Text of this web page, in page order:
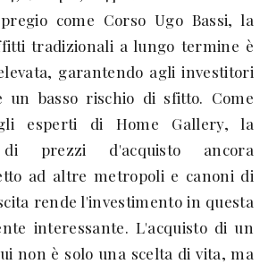
come Corso Ugo Bassi, la
tradizionali a lungo termine è
garantendo agli investitori
un basso rischio di sfitto. Come
esperti di Home Gallery, la
di prezzi d'acquisto ancora
ad altre metropoli e canoni di
rende l'investimento in questa
interessante. L'acquisto di un
non è solo una scelta di vita, ma